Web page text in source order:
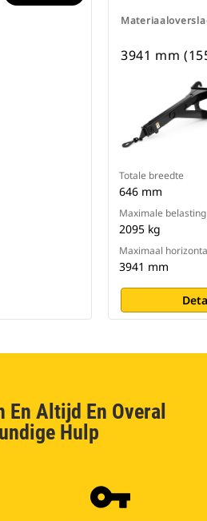
3941 mm
Totale breedte
646 mm
Maximale belasting
2095 kg
Maximaal
3941 mm
En Altijd En Overal
Hulp